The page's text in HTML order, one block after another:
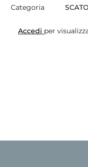
Categoria
Accedi per